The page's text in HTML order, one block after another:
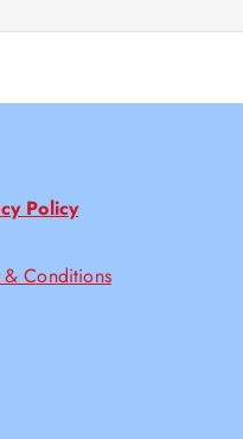
Policy
& Conditions